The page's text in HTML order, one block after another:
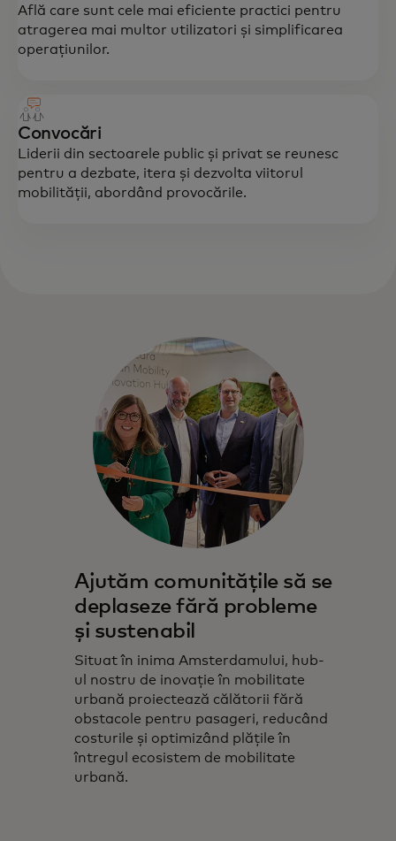
Află care sunt cele mai eficiente practici pentru
atragerea mai multor utilizatori și simplificarea
operațiunilor.
Convocări
Liderii din sectoarele public și privat se reunesc
pentru a dezbate, itera și dezvolta viitorul
mobilității, abordând provocările.
Ajutăm comunitățile să se
deplaseze fără probleme
și sustenabil
Situat în inima Amsterdamului, hub-
ul nostru de inovație în mobilitate
urbană proiectează călătorii fără
obstacole pentru pasageri, reducând
costurile și optimizând plățile în
întregul ecosistem de mobilitate
urbană.